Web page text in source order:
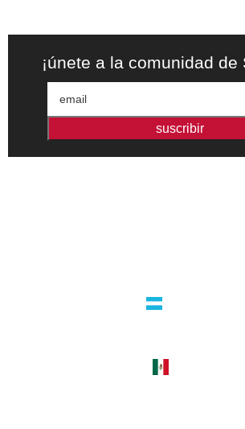
¡únete a la comunidad de
suscribir
argentina